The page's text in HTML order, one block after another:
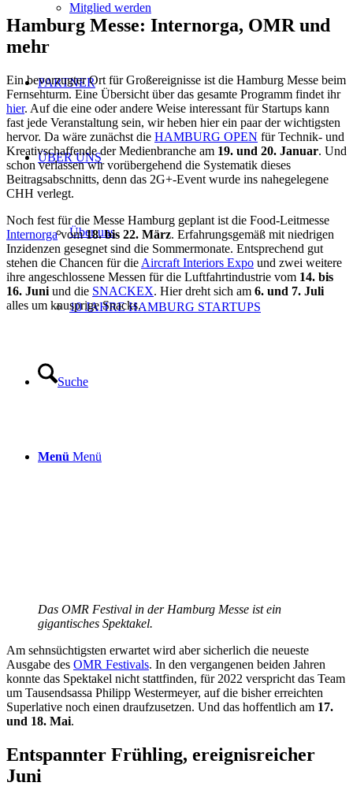
Mitglied werden
PARTNER
ÜBER UNS
Über uns
10 JAHRE HAMBURG STARTUPS
Suche
Menü Menü
Hamburg Messe: Internorga, OMR und
mehr
Ein bevorzugter Ort für Großereignisse ist die Hamburg Messe beim
Fernsehturm. Eine Übersicht über das gesamte Programm findet ihr
hier. Auf die eine oder andere Weise interessant für Startups kann
fast jede Veranstaltung sein, wir heben hier ein paar der wichtigsten
hervor. Da wäre zunächst die HAMBURG OPEN für Technik- und
Kreativschaffende der Medienbranche am 19. und 20. Januar. Und
schon verlassen wir vorübergehend die Systematik dieses
Beitragsabschnitts, denn das 2G+-Event wurde ins nahegelegene
CHH verlegt.
Noch fest für die Messe Hamburg geplant ist die Food-Leitmesse
Internorgavom18. bis 22. März. Erfahrungsgemäß mit niedrigen
Inzidenzen gesegnet sind die Sommermonate. Entsprechend gut
stehen die Chancen für die Aircraft Interiors Expo und zwei weitere
ihre angeschlossene Messen für die Luftfahrtindustrie vom 14. bis
16. Juni und die SNACKEX. Hier dreht sich am 6. und 7. Juli
alles um knusprige Snacks.
Das OMR Festival in der Hamburg Messe ist ein
gigantisches Spektakel.
Am sehnsüchtigsten erwartet wird aber sicherlich die neueste
Ausgabe des OMR Festivals. In den vergangenen beiden Jahren
konnte das Spektakel nicht stattfinden, für 2022 verspricht das Team
um Tausendsassa Philipp Westermeyer, auf die bisher erreichten
Superlative noch einen draufzusetzen. Und das hoffentlich am 17.
und 18. Mai.
Entspannter Frühling, ereignisreicher
Juni